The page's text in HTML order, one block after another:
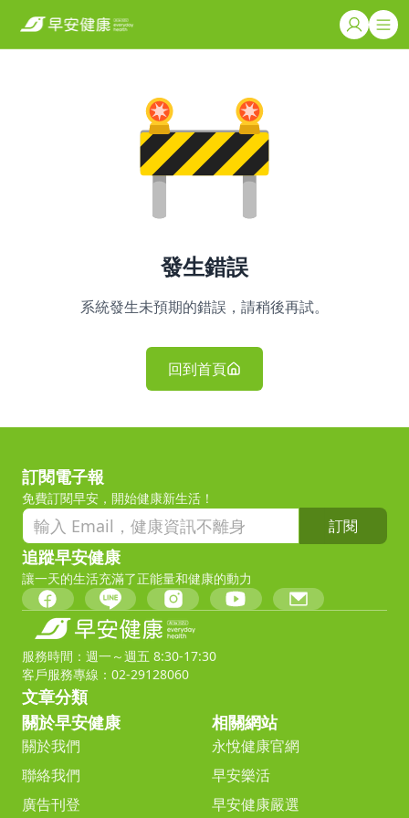
發生錯誤
系統發生未預期的錯誤，請稍後再試。
回到首頁
訂閱電子報
免費訂閱早安，開始健康新生活！
訂閱
追蹤早安健康
讓一天的生活充滿了正能量和健康的動力
服務時間：週一～週五 8:30-17:30
客戶服務專線：02-29128060
文章分類
關於早安健康
關於我們
聯絡我們
廣告刊登
相關網站
永悅健康官網
早安樂活
早安健康嚴選